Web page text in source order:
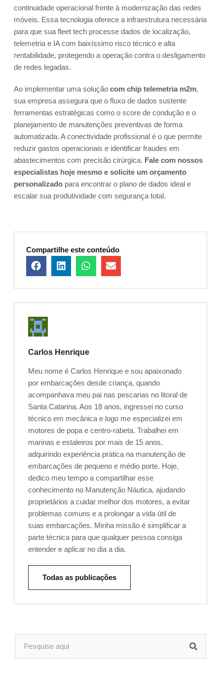
continuidade operacional frente à modernização das redes
móveis. Essa tecnologia oferece a infraestrutura necessária
para que sua fleet tech processe dados de localização,
telemetria e IA com baixíssimo risco técnico e alta
rentabilidade, protegendo a operação contra o desligamento
de redes legadas.
Ao implementar uma solução com chip telemetria m2m,
sua empresa assegura que o fluxo de dados sustente
ferramentas estratégicas como o score de condução e o
planejamento de manutenções preventivas de forma
automatizada. A conectividade profissional é o que permite
reduzir gastos operacionais e identificar fraudes em
abastecimentos com precisão cirúrgica. Fale com nossos
especialistas hoje mesmo e solicite um orçamento
personalizado para encontrar o plano de dados ideal e
escalar sua produtividade com segurança total.
Compartilhe este conteúdo
Carlos Henrique
Meu nome é Carlos Henrique e sou apaixonado
por embarcações desde criança, quando
acompanhava meu pai nas pescarias no litoral de
Santa Catarina. Aos 18 anos, ingressei no curso
técnico em mecânica e logo me especializei em
motores de popa e centro-rabeta. Trabalhei em
marinas e estaleiros por mais de 15 anos,
adquirindo experiência prática na manutenção de
embarcações de pequeno e médio porte. Hoje,
dedico meu tempo a compartilhar esse
conhecimento no Manutenção Náutica, ajudando
proprietários a cuidar melhor dos motores, a evitar
problemas comuns e a prolongar a vida útil de
suas embarcações. Minha missão é simplificar a
parte técnica para que qualquer pessoa consiga
entender e aplicar no dia a dia.
Todas as publicações